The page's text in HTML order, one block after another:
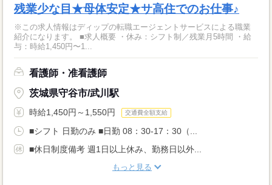
残業少な目★母体安定★サ高住でのお仕事♪
※この求人情報はディップの転職エージェントサービスによる職業
紹介になります。 ■求人概要 ・休み：シフト制／残業月5時間 ・給
与：時給1,450円〜1...
看護師・准看護師
茨城県守谷市/武川駅
時給1,450円～1,550円 交通費全額支給
■シフト 日勤のみ ■日勤 08：30-17：30（...
■休日制度備考 週1日以上休み、勤務日以外...
もっと見る